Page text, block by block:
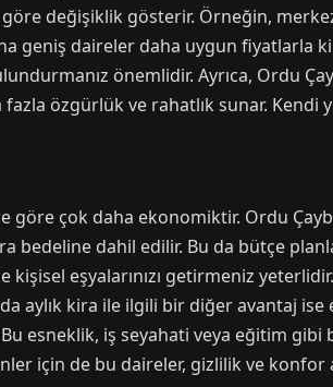
değişiklik gösterir. Örneğin,
geniş daireler daha uygun fiyatlarla
önemlidir. Ayrıca, Ordu
özgürlük ve rahatlık sunar. Kendi
göre çok daha ekonomiktir. Ordu
dahil edilir. Bu da bütçe
kişisel eşyalarınızı getirmeniz
aylık kira ile ilgili bir diğer avantaj ise
esneklik, iş seyahati veya eğitim gibi
için de bu daireler, gizlilik ve konfor